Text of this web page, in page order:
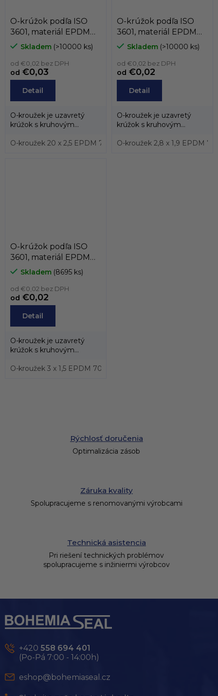
O-krúžok podľa ISO
3601, materiál EPDM
70, podľa prierezu,
prierez od 2,5mm do
2,95mm
Skladem (>10000 ks)
od €0,02 bez DPH
od €0,03
Detail
O-kroužek je uzavretý
krúžok s kruhovým
prevažne z...
O-kroužek 20 x 2,5 EPDM 70, ISO 3601 O-kroužek 3,63 x
O-krúžok podľa ISO
3601, materiál EPDM
70, podľa prierezu,
prierez od 1,9mm do
2,46mm
Skladem (>10000 ks)
od €0,02 bez DPH
od €0,02
Detail
O-kroužek je uzavretý
krúžok s kruhovým
prevažne z...
O-kroužek 2,8 x 1,9 EPDM
O-krúžok podľa ISO
3601, materiál EPDM
70, podľa prierezu,
prierez do 1,85mm
Skladem (8695 ks)
od €0,02 bez DPH
od €0,02
Detail
O-kroužek je uzavretý
krúžok s kruhovým
prevažne z...
O-kroužek 3 x 1,5 EPDM 70, ISO 3601
Rýchlosť doručenia
Optimalizácia zásob
Záruka kvality
Spolupracujeme s renomovanými výrobcami
Technická asistencia
Pri riešení technických problémov
spolupracujeme s inžiniermi výrobcov
p
+420 558 694 401
(Po-Pá 7:00 - 14:00h)
eshop@bohemiaseal.cz